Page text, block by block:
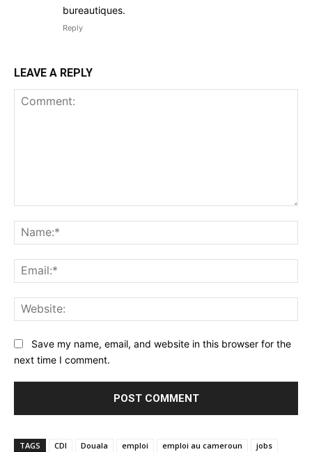
bureautiques.
Reply
LEAVE A REPLY
Save my name, email, and website in this browser for the
next time I comment.
TAGS CDI Douala emploi emploi au cameroun
jobs